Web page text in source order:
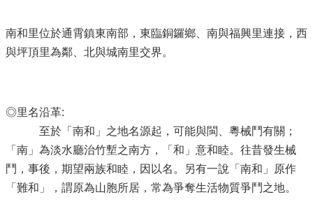
南和里位於通霄鎮東南部，東臨銅鑼鄉、南與福興里連接，西
與坪頂里為鄰、北與城南里交界。
◎里名沿革:
至於「南和」之地名源起，可能與閩、粵械鬥有關；
「南」為淡水廳治竹塹之南方，「和」意和睦。往昔發生械
鬥，事後，期望兩族和睦，因以名。另有一說「南和」原作
「難和」，謂原為山胞所居，常為爭奪生活物質爭鬥之地。